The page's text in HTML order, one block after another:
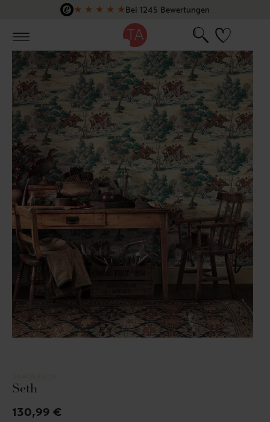
Zum Hauptinhalt springen
★ ★ ★ ★ ★Bei 1245 Bewertungen
Seth
130,99 €